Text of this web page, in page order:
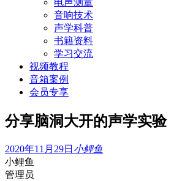
电声测量
音响技术
声学科普
书籍资料
学习交流
视频教程
音箱案例
会员专享
分享脑洞大开的声学实验
2020年11月29日 小鲤鱼
小鲤鱼
管理员